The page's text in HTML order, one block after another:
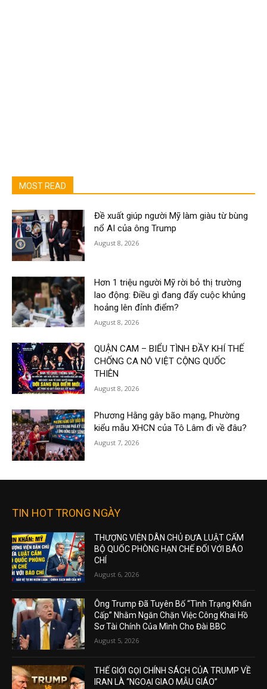
MOST READ
Đề xuất giúp người Mỹ làm giàu từ bùng
nổ AI của ông Trump
August 8, 2026
Hơn 1 triệu người Mỹ rời bỏ thị trường
lao động: Điều gì đang đẩy cuộc khủng
hoảng lên đỉnh điểm?
August 8, 2026
QUẬN CAM – BIỂU TÌNH ĐẦY KHÍ THẾ
CHỐNG CA NÔ VIỆT CỘNG QUỐC
THIÊN
August 8, 2026
Phương Hằng gây bão mạng, Phường
kiểu mẫu XHCN của Tô Lâm đi về đâu?
August 7, 2026
TIN HOT TRONG NGÀY
THƯỢNG VIỆN DÂN CHỦ ĐƯA LUẬT CẤM
BỘ QUỐC PHÒNG HẠN CHẾ ĐỐI VỚI BÁO
CHÍ
August 6, 2026
Ông Trump Đã Tuyên Bố “Tình Trạng Khẩn
Cấp” Nhằm Ngăn Chặn Việc Công Khai Hồ
Sơ Tài Chính Của Mình Cho Đài BBC
August 5, 2026
THẾ GIỚI GỌI CHÍNH SÁCH CỦA TRUMP VỀ
IRAN LÀ “NGOẠI GIAO MẪU GIÁO”